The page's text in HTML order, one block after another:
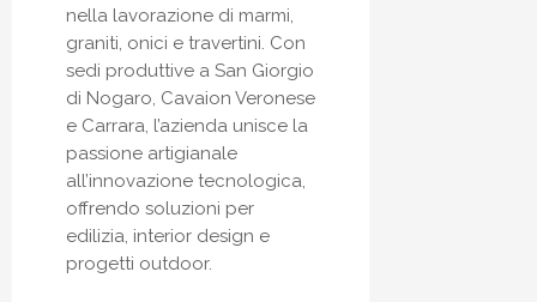
nella lavorazione di marmi,
graniti, onici e travertini. Con
sedi produttive a San Giorgio
di Nogaro, Cavaion Veronese
e Carrara, l’azienda unisce la
passione artigianale
all’innovazione tecnologica,
offrendo soluzioni per
edilizia, interior design e
progetti outdoor.